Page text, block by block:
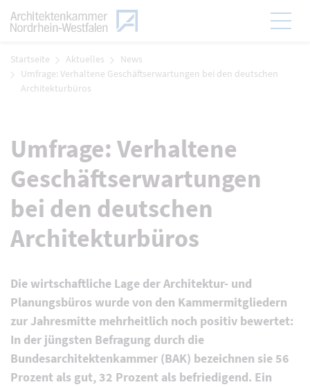
Zum Menü
Startseite Aktuelles
News
Umfrage: Verhaltene Geschäftserwartungen bei den deutschen
Architekturbüros
Umfrage: Verhaltene
Geschäftserwartungen
bei den deutschen
Architekturbüros
Die wirtschaftliche Lage der Architektur- und
Planungsbüros wurde von den Kammermitgliedern
zur Jahresmitte mehrheitlich noch positiv bewertet:
In der jüngsten Befragung durch die
Bundesarchitektenkammer (BAK) bezeichnen sie 56
Prozent als gut, 32 Prozent als befriedigend. Ein